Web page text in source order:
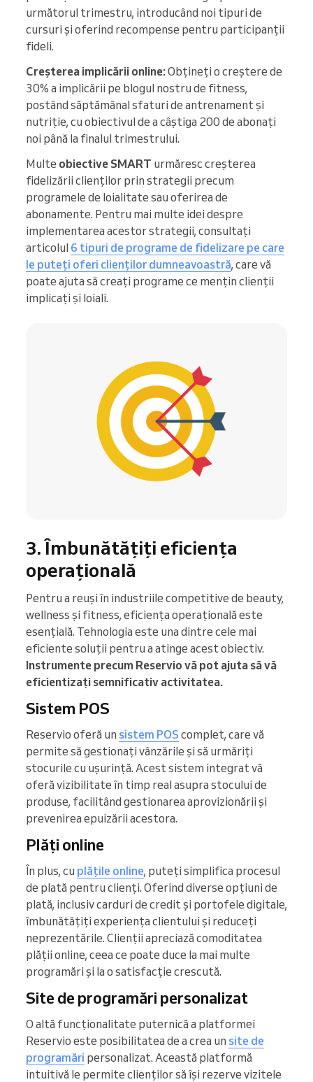
următorul trimestru, introducând noi tipuri de
cursuri și oferind recompense pentru participanții
fideli.
Creșterea implicării online:Obțineți o creștere de
30% a implicării pe blogul nostru de fitness,
postând săptămânal sfaturi de antrenament și
nutriție, cu obiectivul de a câștiga 200 de abonați
noi până la finalul trimestrului.
Multe obiective SMART urmăresc creșterea
fidelizării clienților prin strategii precum
programele de loialitate sau oferirea de
abonamente. Pentru mai multe idei despre
implementarea acestor strategii, consultați
articolul 6 tipuri de programe de fidelizare pe care
le puteți oferi clienților dumneavoastră, care vă
poate ajuta să creați programe ce mențin clienții
implicați și loiali.
3. Îmbunătățiți eficiența
operațională
Pentru a reuși în industriile competitive de beauty,
wellness și fitness, eficiența operațională este
esențială. Tehnologia este una dintre cele mai
eficiente soluții pentru a atinge acest obiectiv.
Instrumente precum Reservio vă pot ajuta să vă
eficientizați semnificativ activitatea.
Sistem POS
Reservio oferă un sistem POS complet, care vă
permite să gestionați vânzările și să urmăriți
stocurile cu ușurință. Acest sistem integrat vă
oferă vizibilitate în timp real asupra stocului de
produse, facilitând gestionarea aprovizionării și
prevenirea epuizării acestora.
Plăți online
În plus, cu plățile online, puteți simplifica procesul
de plată pentru clienți. Oferind diverse opțiuni de
plată, inclusiv carduri de credit și portofele digitale,
îmbunătățiți experiența clientului și reduceți
neprezentările. Clienții apreciază comoditatea
plății online, ceea ce poate duce la mai multe
programări și la o satisfacție crescută.
Site de programări personalizat
O altă funcționalitate puternică a platformei
Reservio este posibilitatea de a crea un site de
programări personalizat. Această platformă
intuitivă le permite clienților să își rezerve vizitele